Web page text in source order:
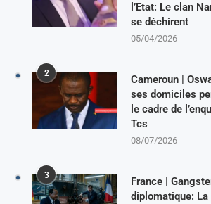
l’Etat: Le clan
se déchirent
05/04/2026
2
Cameroun |
ses domiciles
le cadre de
Tcs
08/07/2026
3
France |
diplomatique: